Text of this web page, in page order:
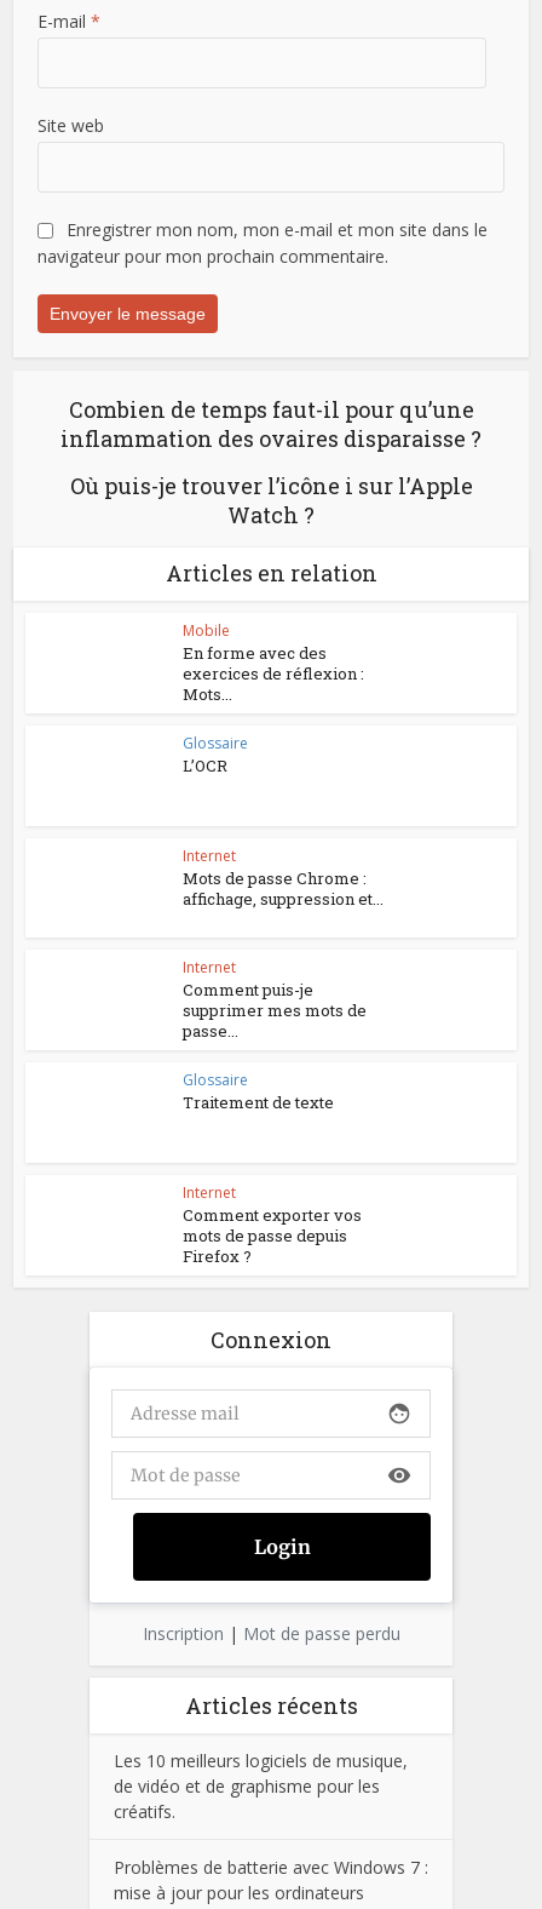
E-mail*
Site web
Enregistrer mon nom, mon e-mail et mon site dans le
navigateur pour mon prochain commentaire.
Combien de temps faut-il pour qu’une
inflammation des ovaires disparaisse ?
Où puis-je trouver l’icône i sur l’Apple
Watch ?
Articles en relation
Mobile
En forme avec des
exercices de réflexion :
Mots...
Glossaire
L’OCR
Internet
Mots de passe Chrome :
affichage, suppression et...
Internet
Comment puis-je
supprimer mes mots de
passe...
Glossaire
Traitement de texte
Internet
Comment exporter vos
mots de passe depuis
Firefox ?
Connexion
face
visibility
Inscription | Mot de passe perdu
Articles récents
Les 10 meilleurs logiciels de musique,
de vidéo et de graphisme pour les
créatifs.
Problèmes de batterie avec Windows 7 :
mise à jour pour les ordinateurs